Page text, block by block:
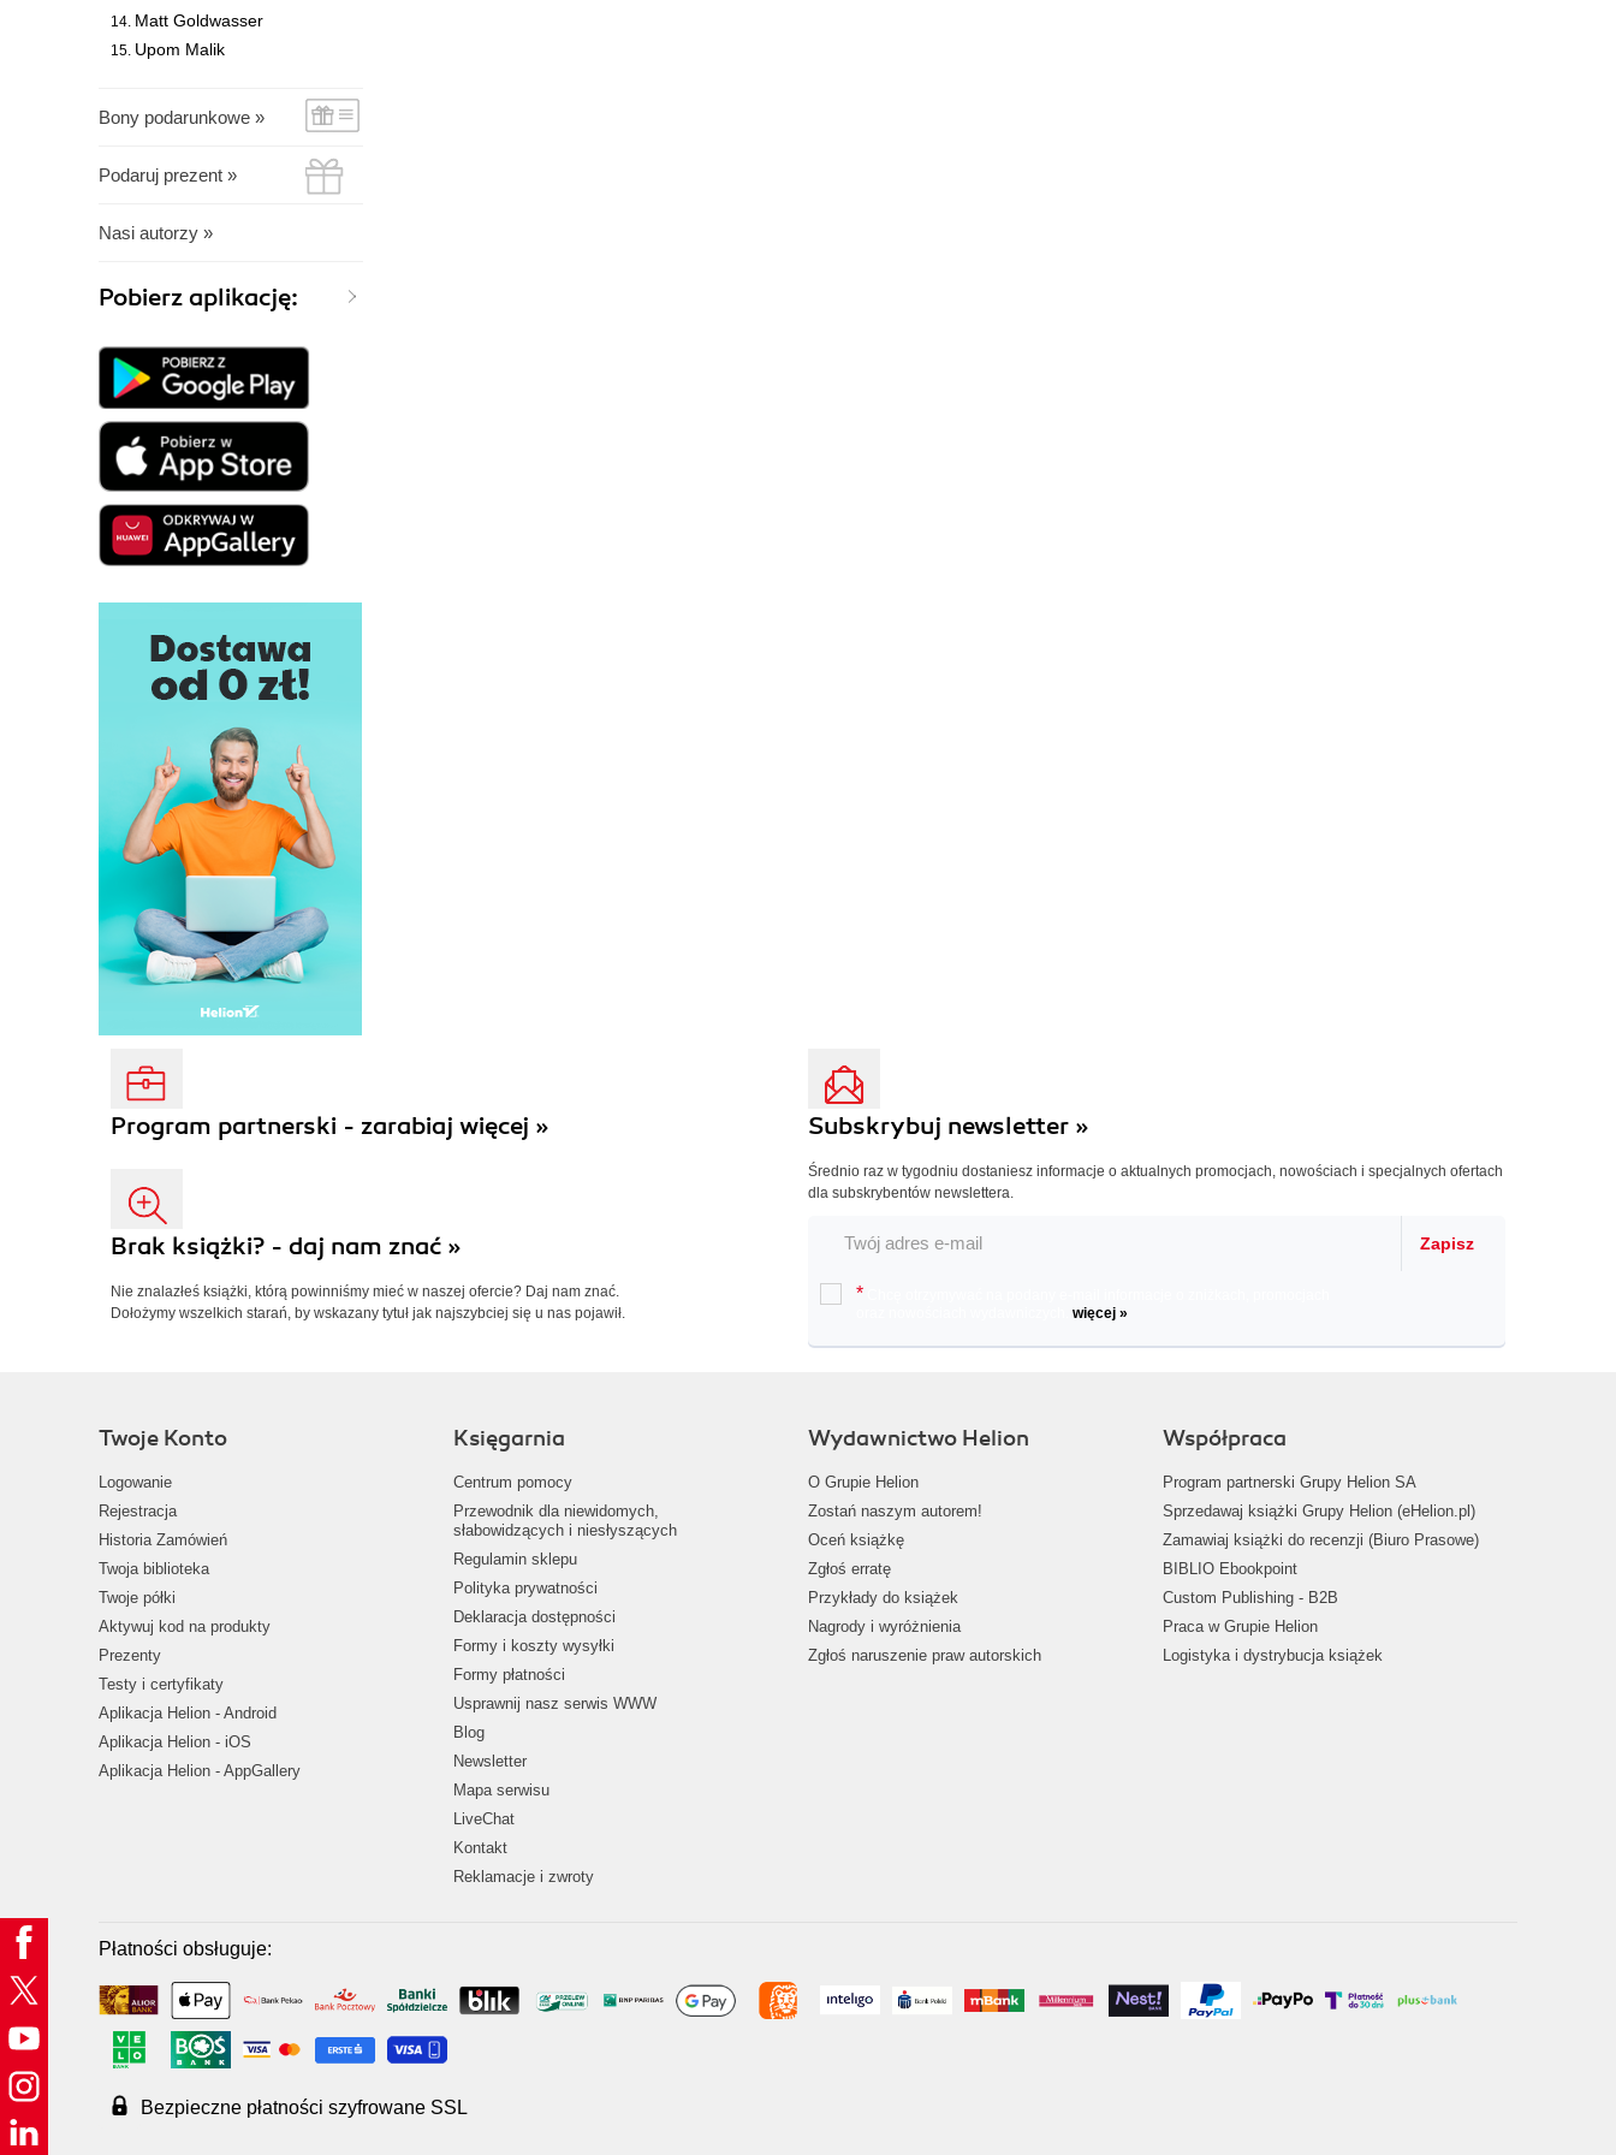
Matt Goldwasser
Upom Malik
Bony podarunkowe »
Podaruj prezent »
Nasi autorzy »
Pobierz aplikację:
Program partnerski - zarabiaj więcej »
Brak książki? - daj nam znać »
Nie znalazłeś książki, którą powinniśmy mieć w naszej ofercie? Daj nam znać.
Dołożymy wszelkich starań, by wskazany tytuł jak najszybciej się u nas pojawił.
Subskrybuj newsletter »
Średnio raz w tygodniu dostaniesz informacje o aktualnych promocjach, nowościach i specjalnych ofertach
dla subskrybentów newslettera.
Zapisz
*
więcej »
Twoje Konto
Logowanie
Rejestracja
Historia Zamówień
Twoja biblioteka
Twoje półki
Aktywuj kod na produkty
Prezenty
Testy i certyfikaty
Aplikacja Helion - Android
Aplikacja Helion - iOS
Aplikacja Helion - AppGallery
Księgarnia
Centrum pomocy
Przewodnik dla niewidomych,
słabowidzących i niesłyszących
Regulamin sklepu
Polityka prywatności
Deklaracja dostępności
Formy i koszty wysyłki
Formy płatności
Usprawnij nasz serwis WWW
Blog
Newsletter
Mapa serwisu
LiveChat
Kontakt
Reklamacje i zwroty
Wydawnictwo Helion
O Grupie Helion
Zostań naszym autorem!
Oceń książkę
Zgłoś erratę
Przykłady do książek
Nagrody i wyróżnienia
Zgłoś naruszenie praw autorskich
Współpraca
Program partnerski Grupy Helion SA
Sprzedawaj książki Grupy Helion (eHelion.pl)
Zamawiaj książki do recenzji (Biuro Prasowe)
BIBLIO Ebookpoint
Custom Publishing - B2B
Praca w Grupie Helion
Logistyka i dystrybucja książek
Płatności obsługuje:
Bezpieczne płatności szyfrowane SSL